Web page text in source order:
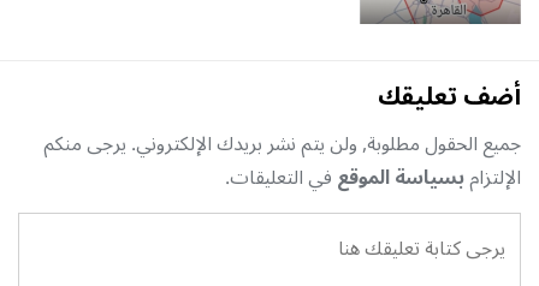
أضف تعليقك
جميع الحقول مطلوبة, ولن يتم نشر بريدك الإلكتروني. يرجى منكم
الإلتزامبسياسة الموقعفي التعليقات.